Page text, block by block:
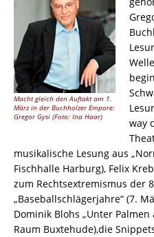
Macht gleich den Auftakt am 1.
März in der Buchholzer Empore:
Gregor Gysi (Foto: Ina Haar)
way
musikalische Lesung aus
Fischhalle Harburg), Felix
zum Rechtsextremismus der
„Baseballschlägerjahre“ (7.
Dominik Blohs „Unter Palmen
Raum Buxtehude),die